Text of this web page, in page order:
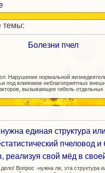
темы:
Болезни пчел
Нарушение нормальной
под влиянием неблагоприятных
вызывающее гибель отдельных
нужна единая структура или
пчеловод и
реализуя свой мёд в
Вопрос -нужна ли, эта структура